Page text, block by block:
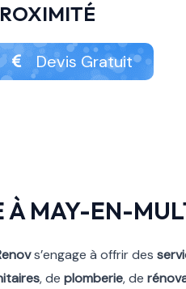
Devis Gratuit
À MAY-EN-
s’engage à offrir des
, de plomberie, de